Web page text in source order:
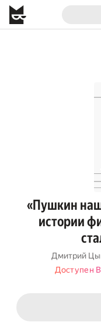
«Пушкин
истории
Дмитрий
Доступен